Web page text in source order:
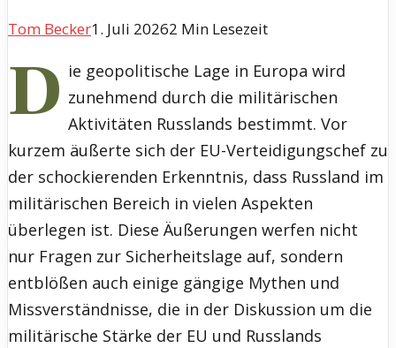
Tom Becker1. Juli 20262 Min Lesezeit
D ie geopolitische Lage in Europa wird
zunehmend durch die militärischen
Aktivitäten Russlands bestimmt. Vor
kurzem äußerte sich der EU-Verteidigungschef zu
der schockierenden Erkenntnis, dass Russland im
militärischen Bereich in vielen Aspekten
überlegen ist. Diese Äußerungen werfen nicht
nur Fragen zur Sicherheitslage auf, sondern
entblößen auch einige gängige Mythen und
Missverständnisse, die in der Diskussion um die
militärische Stärke der EU und Russlands